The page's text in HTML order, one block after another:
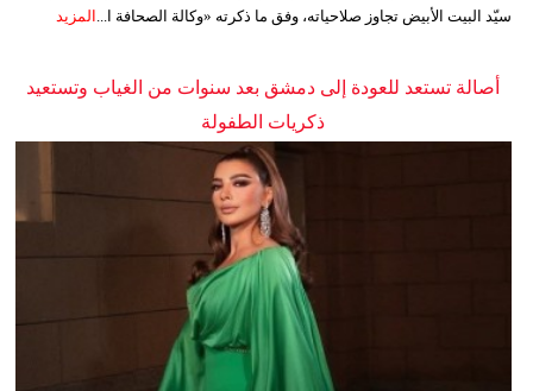
سيّد البيت الأبيض تجاوز صلاحياته، وفق ما ذكرته «وكالة الصحافة ا...
المزيد
أصالة تستعد للعودة إلى دمشق بعد سنوات من الغياب وتستعيد
ذكريات الطفولة